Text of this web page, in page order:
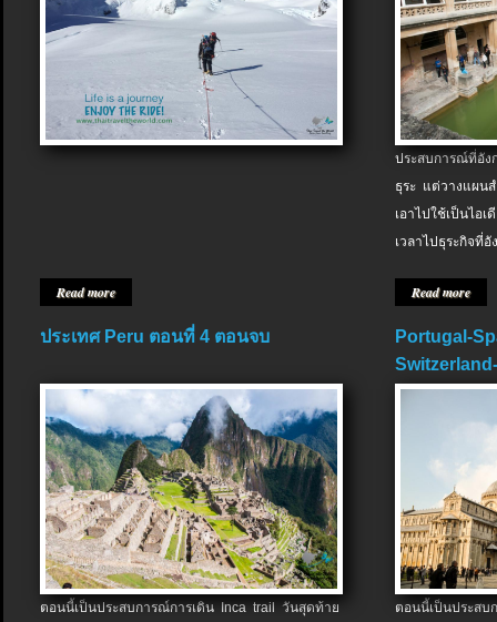
Read more
ประสบการณ์ที่อัง
ธุระ แต่วางแผน
เอาไปใช้เป็นไอ
เวลาไปธุระกิจที่อั
Read more
ประเทศ Peru ตอนที่ 4 ตอนจบ
ตอนนี้เป็นประสบการณ์การเดิน Inca trail วันสุดท้าย
Portugal-
ตอนนี้เป็นประส